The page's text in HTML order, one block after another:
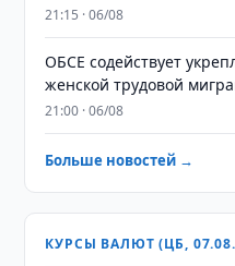
21:15 · 06/08
ОБСЕ содействует
женской трудовой
21:00 · 06/08
Больше новостей →
КУРСЫ ВАЛЮТ (ЦБ,